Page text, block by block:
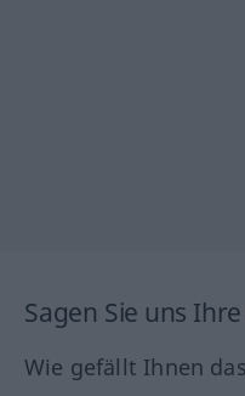
Sagen Sie uns
Wie gefällt Ihnen